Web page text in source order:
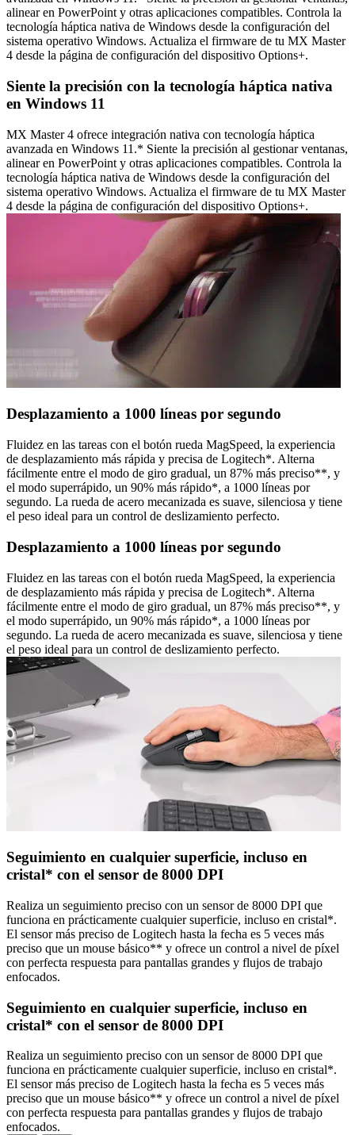
alinear en PowerPoint y otras aplicaciones compatibles. Controla la
tecnología háptica nativa de Windows desde la configuración del
sistema operativo Windows. Actualiza el firmware de tu MX Master
4 desde la página de configuración del dispositivo Options+.
Siente la precisión con la tecnología háptica nativa
en Windows 11
MX Master 4 ofrece integración nativa con tecnología háptica
avanzada en Windows 11.* Siente la precisión al gestionar ventanas,
alinear en PowerPoint y otras aplicaciones compatibles. Controla la
tecnología háptica nativa de Windows desde la configuración del
sistema operativo Windows. Actualiza el firmware de tu MX Master
4 desde la página de configuración del dispositivo Options+.
Desplazamiento a 1000 líneas por segundo
Fluidez en las tareas con el botón rueda MagSpeed, la experiencia
de desplazamiento más rápida y precisa de Logitech*. Alterna
fácilmente entre el modo de giro gradual, un 87% más preciso**, y
el modo superrápido, un 90% más rápido*, a 1000 líneas por
segundo. La rueda de acero mecanizada es suave, silenciosa y tiene
el peso ideal para un control de deslizamiento perfecto.
Desplazamiento a 1000 líneas por segundo
Fluidez en las tareas con el botón rueda MagSpeed, la experiencia
de desplazamiento más rápida y precisa de Logitech*. Alterna
fácilmente entre el modo de giro gradual, un 87% más preciso**, y
el modo superrápido, un 90% más rápido*, a 1000 líneas por
segundo. La rueda de acero mecanizada es suave, silenciosa y tiene
el peso ideal para un control de deslizamiento perfecto.
Seguimiento en cualquier superficie, incluso en
cristal* con el sensor de 8000 DPI
Realiza un seguimiento preciso con un sensor de 8000 DPI que
funciona en prácticamente cualquier superficie, incluso en cristal*.
El sensor más preciso de Logitech hasta la fecha es 5 veces más
preciso que un mouse básico** y ofrece un control a nivel de píxel
con perfecta respuesta para pantallas grandes y flujos de trabajo
enfocados.
Seguimiento en cualquier superficie, incluso en
cristal* con el sensor de 8000 DPI
Realiza un seguimiento preciso con un sensor de 8000 DPI que
funciona en prácticamente cualquier superficie, incluso en cristal*.
El sensor más preciso de Logitech hasta la fecha es 5 veces más
preciso que un mouse básico** y ofrece un control a nivel de píxel
con perfecta respuesta para pantallas grandes y flujos de trabajo
enfocados.